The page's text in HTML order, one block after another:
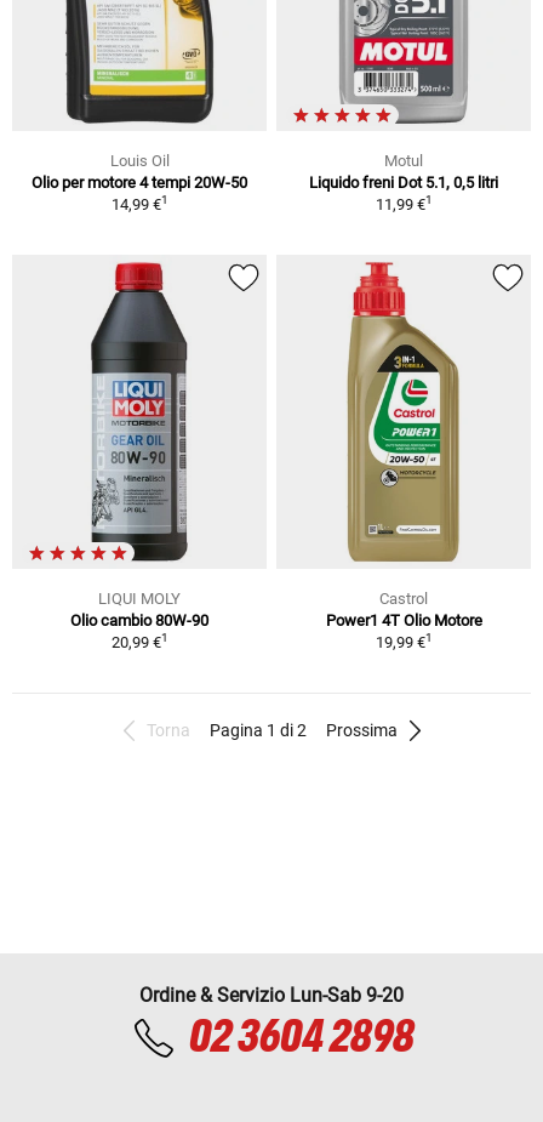
Louis Oil
Olio per motore 4 tempi 20W-50
14,99 €1
Motul
Liquido freni Dot 5.1, 0,5 litri
11,99 €1
LIQUI MOLY
Olio cambio 80W-90
20,99 €1
Castrol
Power1 4T Olio Motore
19,99 €1
Torna Pagina 1 di 2 Prossima
Ordine & Servizio Lun-Sab 9-20
02 3604 2898